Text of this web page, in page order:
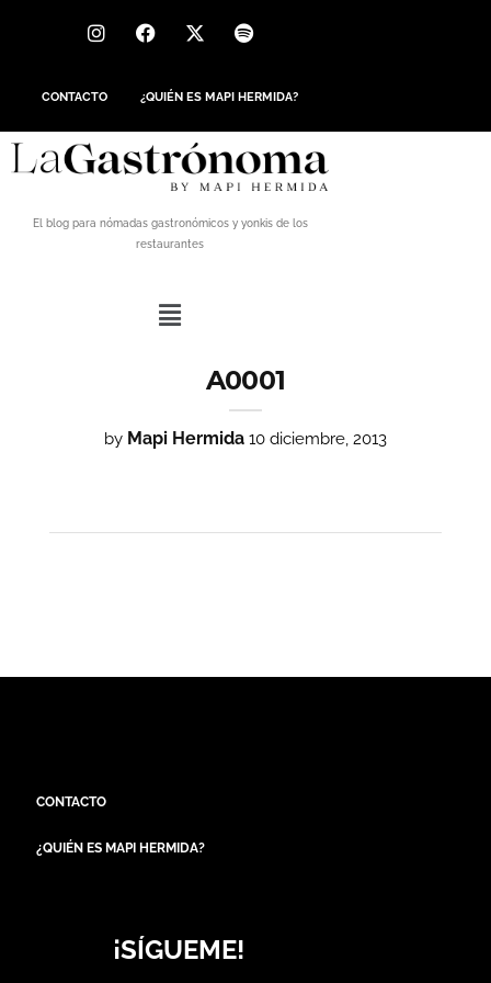
CONTACTO ¿QUIÉN ES MAPI HERMIDA?
El blog para nómadas gastronómicos y yonkis de los
restaurantes
A0001
by Mapi Hermida 10 diciembre, 2013
CONTACTO
¿QUIÉN ES MAPI HERMIDA?
¡SÍGUEME!